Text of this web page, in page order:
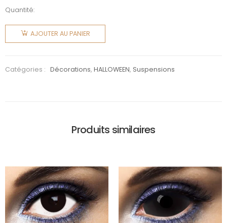
Quantité:
quantité
Suspension
clown 40
AJOUTER AU PANIER
Catégories : Décorations,HALLOWEEN, Suspensions
Produits similaires